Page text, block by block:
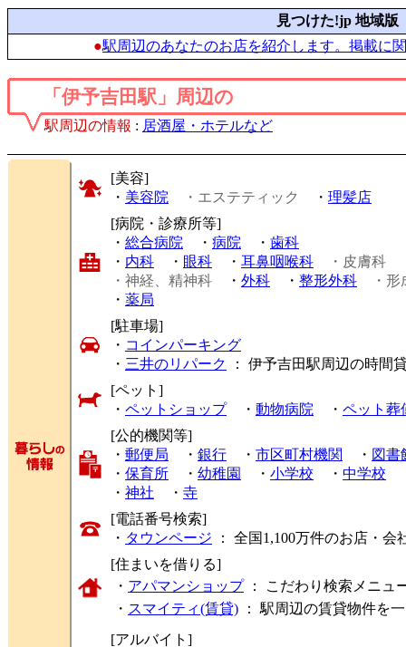
見つけた!jp 地域版
●駅周辺のあなたのお店を紹介します。掲載に
「伊予吉田駅」周辺の
駅周辺の情報 : 居酒屋・ホテルなど
[美容]
・ 美容院 ・エステティック ・ 理髪店
[病院・診療所等]
・ 総合病院 ・ 病院 ・ 歯科
・ 内科 ・ 眼科 ・ 耳鼻咽喉科 ・皮膚科
・神経、精神科 ・ 外科 ・ 整形外科
・
・ 薬局
[駐車場]
・ コインパーキング
・ 三井のリパーク
： 伊予吉田駅周辺の時間
[ペット]
・ ペットショップ・ 動物病院 ・ ペット葬
[公的機関等]
・ 郵便局 ・ 銀行 ・ 市区町村機関 ・ 図書
・ 保育所 ・ 幼稚園 ・ 小学校 ・ 中学校
・ 神社 ・ 寺
[電話番号検索]
・ タウンページ ： 全国1,100万件のお店・
[住まいを借りる]
・ アパマンショップ： こだわり検索メニュ
・ スマイティ(賃貸) ： 駅周辺の賃貸物件を
[アルバイト]